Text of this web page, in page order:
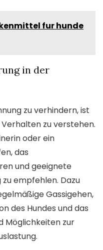
fur hunde
in der
zu verhindern, ist
zu verstehen.
oder ein
das
und geeignete
empfehlen. Dazu
Gassigehen,
des Hundes und das
Möglichkeiten zur